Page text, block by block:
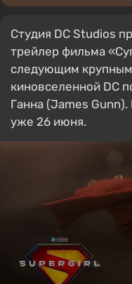
Студия DC Studios
трейлер фильма
следующим
киновселенной DC
Ганна (James
уже 26 июня.